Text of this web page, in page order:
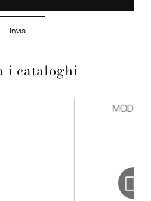
i cataloghi
Invia